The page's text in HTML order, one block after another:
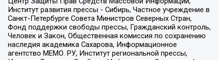
Институт развития прессы - Сибирь, Частное учреждение в
Санкт-Петербурге Совета Министров Северных Стран,
Фонд поддержки свободы прессы, Гражданский контроль,
Человек и Закон, Общественная комиссия по сохранению
наследия академика Сахарова, Информационное
агентство МЕМО. РУ, Институт региональной прессы,